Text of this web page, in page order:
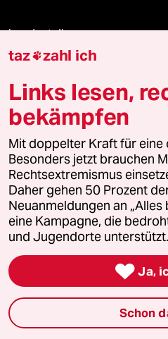
bundestalk
klima update°
Mauerecho
Freie Rede
reingehen
Newsletter
team zukunft
taz zahl ich
Links lesen,
bekämpfen
Mit doppelter Kraft für eine
Besonders jetzt brauchen
Rechtsextremismus
Daher gehen 50 Prozent
Neuanmeldungen an
eine Kampagne, die
und Jugendorte
 Ja,
Schon